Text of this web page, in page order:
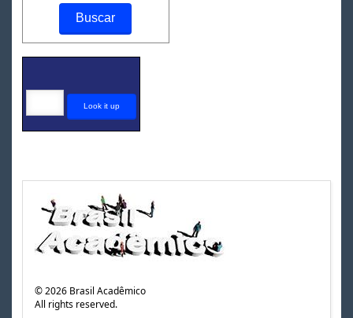
©2026 Brasil Acadêmico
All rights reserved.